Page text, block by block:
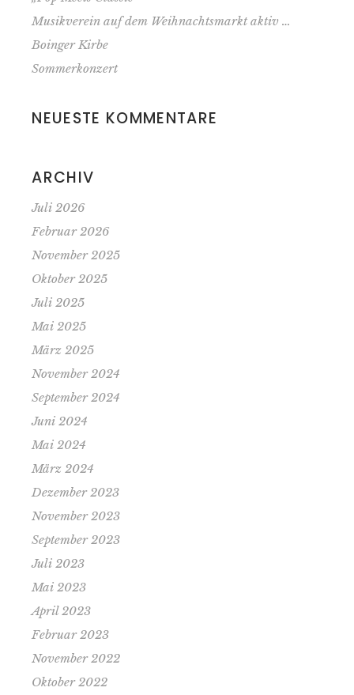
Musik­verein auf dem Weihnachts­markt aktiv …
Boinger Kirbe
Sommerkonzert
NEUESTE KOMMENTARE
ARCHIV
Juli 2026
Februar 2026
November 2025
Oktober 2025
Juli 2025
Mai 2025
März 2025
November 2024
September 2024
Juni 2024
Mai 2024
März 2024
Dezember 2023
November 2023
September 2023
Juli 2023
Mai 2023
April 2023
Februar 2023
November 2022
Oktober 2022